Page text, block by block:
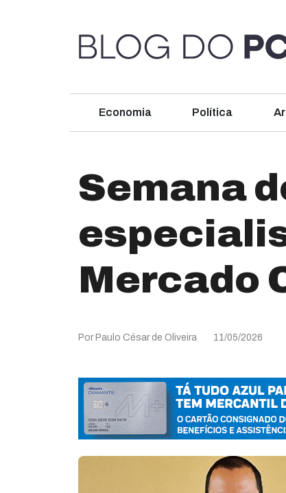
Economia Política
Semana
Mercado
Por Paulo César de Oliveira 11/05/2026